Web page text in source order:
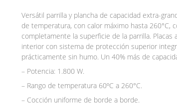
Versátil parrilla y plancha de capacidad extra-
de temperatura, con calor máximo hasta
completamente la superficie de la parrilla.
interior con sistema de protección superior
prácticamente sin humo. Un 40% más de
– Potencia: 1.800 W.
– Rango de temperatura 60ºC a 260°C.
– Cocción uniforme de borde a borde.